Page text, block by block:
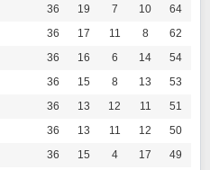
36 19 7 10
64
36 17 11 8
62
36 16 6 14
54
36 15 8 13
53
36 13 12 11
51
36 13 11 12
50
36 15 4 17
49